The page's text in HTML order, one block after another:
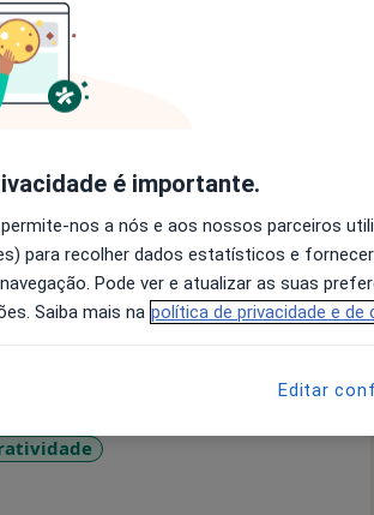
Psicóloga Clínica, Formadora e
6406. Quanto à minha experiência
de 25 anos de experiência de
como por exemplo,
compulsivos, depressão,
do comportamento alimentar,
de pais e filhos, entre outros.
de 18 anos de experiência
e Pedagógica. A minha equipa em
Rodrigues, Dra. Nádia Santos,
Personalidade
é importante.
nos a nós e aos nossos parceiros
para recolher dados estatísticos e
Pode ver e atualizar as suas
Saiba mais na política de privacidade e de
Editar